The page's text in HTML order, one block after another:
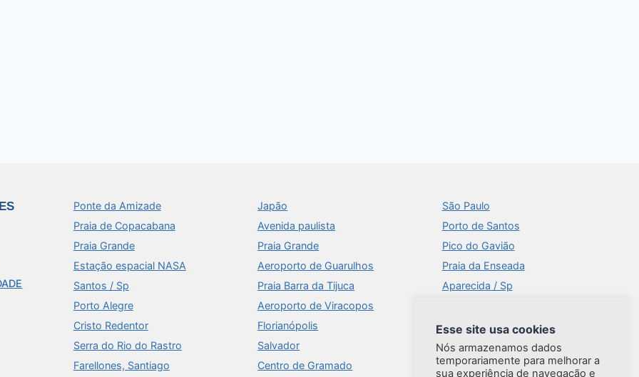
Ponte da Amizade
Praia de Copacabana
Praia Grande
Estação espacial NASA
Santos / Sp
Porto Alegre
Cristo Redentor
Serra do Rio do Rastro
Farellones, Santiago
Japão
Avenida paulista
Praia Grande
Aeroporto de Guarulhos
Praia Barra da Tijuca
Aeroporto de Viracopos
Florianópolis
Salvador
Centro de Gramado
São Paulo
Porto de Santos
Pico do Gavião
Praia da Enseada
Aparecida / Sp
Aeroportos
Ilhabela
Brasília
Esse site usa cookies
Nós armazenamos dados
temporariamente para melhorar a
sua experiência de navegação e